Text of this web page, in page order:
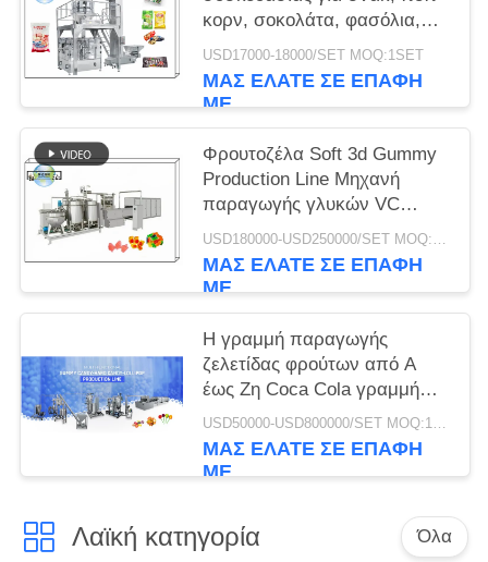
κορν, σοκολάτα, φασόλια,
γλυκά, φρούτα, ζελέ, καρύδια
USD17000-18000/SET MOQ:1SET
ΜΑΣ ΕΛΆΤΕ ΣΕ ΕΠΑΦΉ
ΜΕ
Φρουτοζέλα Soft 3d Gummy
Production Line Μηχανή
παραγωγής γλυκών VC
600kg/h
USD180000-USD250000/SET MOQ:1 σύνολο
ΜΑΣ ΕΛΆΤΕ ΣΕ ΕΠΑΦΉ
ΜΕ
Η γραμμή παραγωγής
ζελετίδας φρούτων από Α
έως Ζη Coca Cola γραμμή
επεξεργασίας ζελετίδας
300Kg/h
USD50000-USD800000/SET MOQ:1 σύνολο
ΜΑΣ ΕΛΆΤΕ ΣΕ ΕΠΑΦΉ
ΜΕ
Λαϊκή κατηγορία Όλα